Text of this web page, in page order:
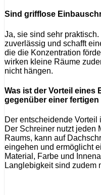
Sind grifflose
Ja, sie sind sehr praktisch.
zuverlässig und schafft
die die Konzentration
wirken kleine Räume
nicht hängen.
Was ist der Vorteil eines
gegenüber einer
Der entscheidende Vorteil
Der Schreiner nutzt jeden
Raums, kann auf
eingehen und ermöglicht
Material, Farbe und
Langlebigkeit sind zudem